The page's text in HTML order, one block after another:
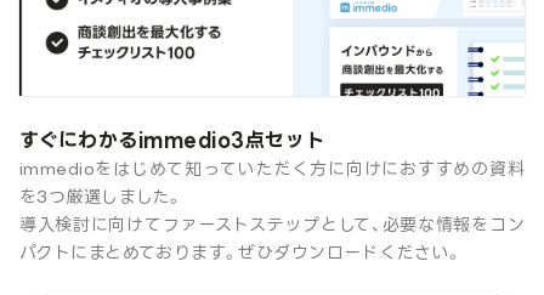
すぐにわかるimmedio3点セット
immedioをはじめて知っていただく方に向けにおすすめの資料
を3つ厳選しました。
導入検討に向けてファーストステップとして、必要な情報をコン
パクトにまとめております。ぜひダウンロードください。